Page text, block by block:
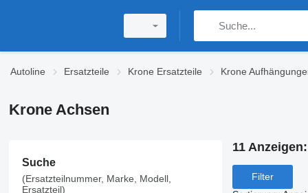
Autoline Ersatzteile Krone Ersatzteile Krone
Krone Achsen
Suche
(Ersatzteilnummer, Marke, Modell,
Ersatzteil)
11 Anzeigen:
Filter